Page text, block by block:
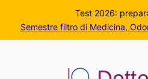
Test 2026:
Semestre filtro di Medicina,